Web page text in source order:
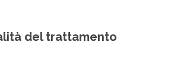
del trattamento